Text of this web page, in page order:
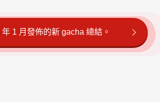
年 1 月發佈的新 gacha 總結。